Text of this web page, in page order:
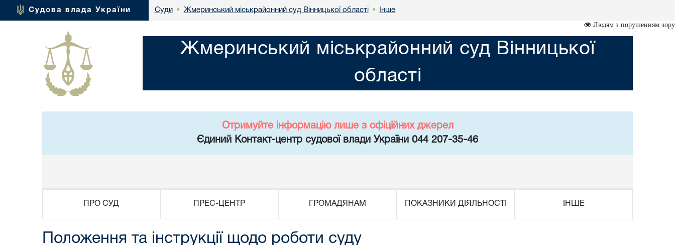
Судова влада України Суди • Жмеринський міськрайонний суд Вінницької області • Інше
Людям з порушенням зору
Жмеринський міськрайонний суд Вінницької
області
Отримуйте інформацію лише з офіційних джерел
Єдиний Контакт-центр судової влади України 044 207-35-46
ПРО СУД ПРЕС-ЦЕНТР ГРОМАДЯНАМ ПОКАЗНИКИ ДІЯЛЬНОСТІ ІНШЕ
Положення та інструкції щодо роботи суду